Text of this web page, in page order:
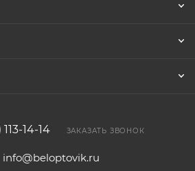
14-14 ЗАКАЗАТЬ ЗВОНОК
info@beloptovik.ru